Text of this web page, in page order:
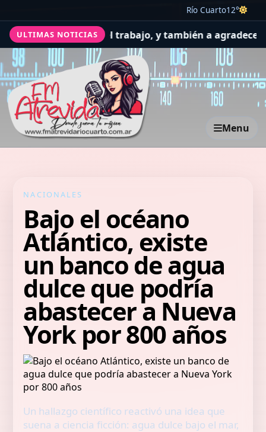
Río Cuarto12°
ULTIMAS NOTICIAS
la salud y el trabajo, y también a agradecer El
Menu
NACIONALES
Bajo el océano
Atlántico, existe
un banco de agua
dulce que podría
abastecer a Nueva
York por 800 años
Un hallazgo científico reactivó una idea que
suena a ciencia ficción: agua dulce bajo el mar,